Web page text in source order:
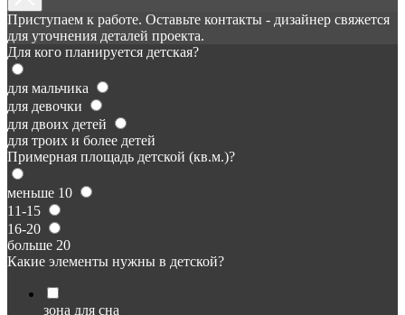
Приступаем к работе. Оставьте контакты - дизайнер свяжется
для уточнения деталей проекта.
Для кого планируется детская?
для мальчика
для девочки
для двоих детей
для троих и более детей
Примерная площадь детской (кв.м.)?
меньше 10
11-15
16-20
больше 20
Какие элементы нужны в детской?
зона для сна